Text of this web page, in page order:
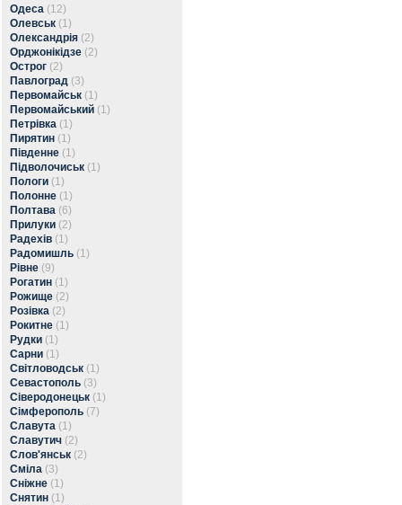
Одеса (12)
Олевськ (1)
Олександрія (2)
Орджонікідзе (2)
Острог (2)
Павлоград (3)
Первомайськ (1)
Первомайський (1)
Петрівка (1)
Пирятин (1)
Південне (1)
Підволочиськ (1)
Пологи (1)
Полонне (1)
Полтава (6)
Прилуки (2)
Радехів (1)
Радомишль (1)
Рівне (9)
Рогатин (1)
Рожище (2)
Розівка (2)
Рокитне (1)
Рудки (1)
Сарни (1)
Світловодськ (1)
Севастополь (3)
Сіверодонецьк (1)
Сімферополь (7)
Славута (1)
Славутич (2)
Слов'янськ (2)
Сміла (3)
Сніжне (1)
Снятин (1)